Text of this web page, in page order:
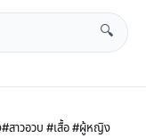
🔍
สาวอวบ #เสื้อ #ผู้หญิง